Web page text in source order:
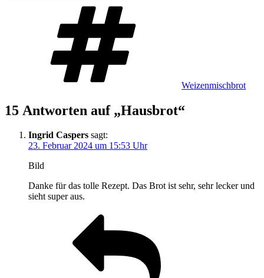
Weizenmischbrot
15 Antworten auf „Hausbrot“
Ingrid Caspers sagt:
23. Februar 2024 um 15:53 Uhr
Bild
Danke für das tolle Rezept. Das Brot ist sehr, sehr lecker und
sieht super aus.